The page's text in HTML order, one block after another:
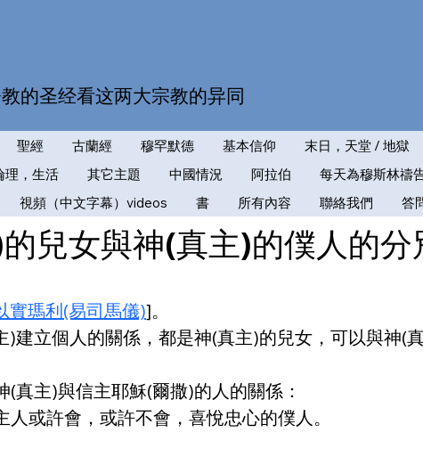
的圣经看这两大宗教的异同
聖經 古蘭經 穆罕默德 基本信仰 末日，天堂 / 地獄
理，生活 其它主題 中國情況 阿拉伯 每天為穆斯林禱
視頻（中文字幕）videos
書 所有內容 聯絡我們 答
兒女與神(真主)的僕人的分
實瑪利(易司馬儀)]。
建立個人的關係，都是神(真主)的兒女，可以與神(
真主)與信主耶穌(爾撒)的人的關係：
或許會，或許不會，喜悅忠心的僕人。